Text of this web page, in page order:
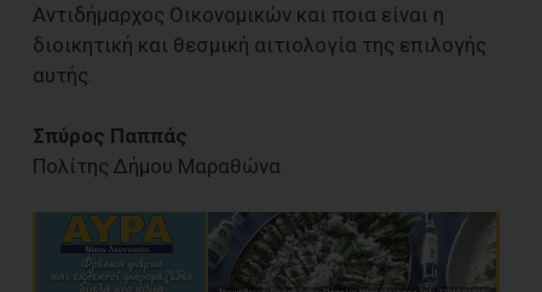
Αντιδήμαρχος Οικονομικών και ποια είναι η
διοικητική και θεσμική αιτιολογία της επιλογής
αυτής.
Σπύρος Παππάς
Πολίτης Δήμου Μαραθώνα